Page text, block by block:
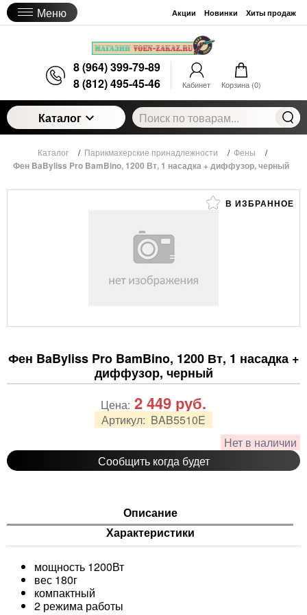
Меню Акции Новинки Хиты продаж
8 (964) 399-79-89
8 (812) 495-45-46
Кабинет Корзина (0)
Каталог
Каталог / Парикмахерские принадлежности / Фены /
Фен BaByliss Pro BamBino, 1200 Вт, 1 насадка + диффузор, черный
В ИЗБРАННОЕ
Фен BaByliss Pro BamBino, 1200 Вт, 1 насадка +
диффузор, черный
Артикул: BAB5510E
Нет в наличии
Сообщить когда будет
Цена: 2 449 руб.
Описание
Характеристики
мощность 1200Вт
вес 180г
компактный
2 режима работы